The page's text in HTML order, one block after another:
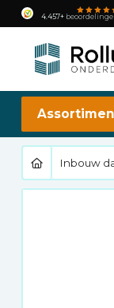
4.457+
Inbouw